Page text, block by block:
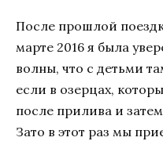
После прошлой
марте 2016 я была
волны, что с детьми
если в озерцах,
после прилива и
Зато в этот раз мы